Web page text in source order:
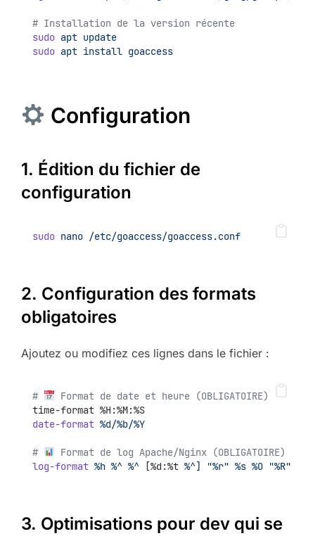
# Installation de la version récente
sudo apt update
sudo apt install goaccess
Configuration
1. Édition du fichier de
configuration
sudo nano /etc/goaccess/goaccess.conf
2. Configuration des formats
obligatoires
Ajoutez ou modifiez ces lignes dans le fichier :
#
Format de date et heure (OBLIGATOIRE)
time-format %H:%M:%S
date-format %d/%b/%Y
#
Format de log Apache/Nginx (OBLIGATOIRE)
log-format %h %^ %^ [%d:%t %^] "%r" %s %O "%R"
3. Optimisations pour dev qui se